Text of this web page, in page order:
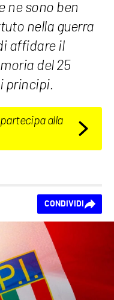
ne sono ben
nella guerra
affidare il
del 25
principi.
alla
CONDIVIDI